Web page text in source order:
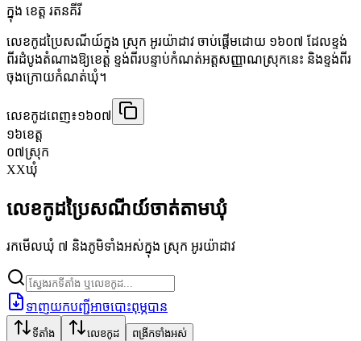
ក្នុង ខេត្ត រតនគីរី
លេខកូដប្រៃសណីយ៍ក្នុង ស្រុក អូរយ៉ាដាវ ចាប់ផ្តើមដោយ ១៦០៧ ដែលខ្ទង់
ពីរដំបូងតំណាងឱ្យខេត្ត ខ្ទង់ពីរបន្ទាប់កំណត់អត្តសញ្ញាណស្រុកនេះ និងខ្ទង់ពីរ
ចុងក្រោយកំណត់ឃុំ។
លេខកូដពេញ៖១៦០៧
១៦ខេត្ត
០៧ស្រុក
XXឃុំ
លេខកូដប្រៃសណីយ៍ចាត់តាមឃុំ
រកមើលឃុំ ៧ និងភូមិទាំងអស់ក្នុង ស្រុក អូរយ៉ាដាវ
ទាញយកបញ្ជីអាចបោះពុម្ភបាន
ទីតាំង លេខកូដ ពង្រីកទាំងអស់